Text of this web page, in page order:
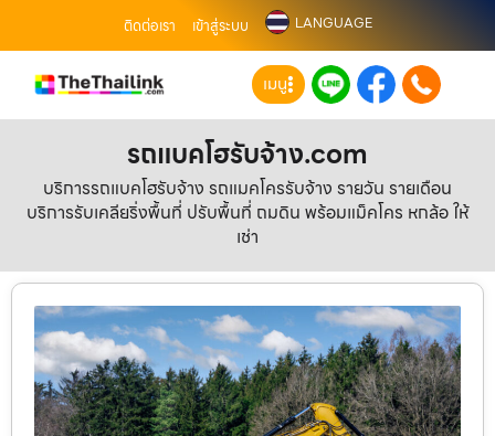
ติดต่อเรา เข้าสู่ระบบ LANGUAGE
เมนู
รถแบคโฮรับจ้าง.com
บริการรถแบคโฮรับจ้าง รถแมคโครรับจ้าง รายวัน รายเดือน
บริการรับเคลียริ่งพื้นที่ ปรับพื้นที่ ถมดิน พร้อมแม็คโคร หกล้อ ให้
เช่า